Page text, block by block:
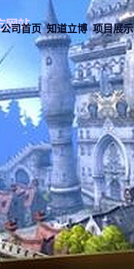
公司首页 知道立博 项目展示